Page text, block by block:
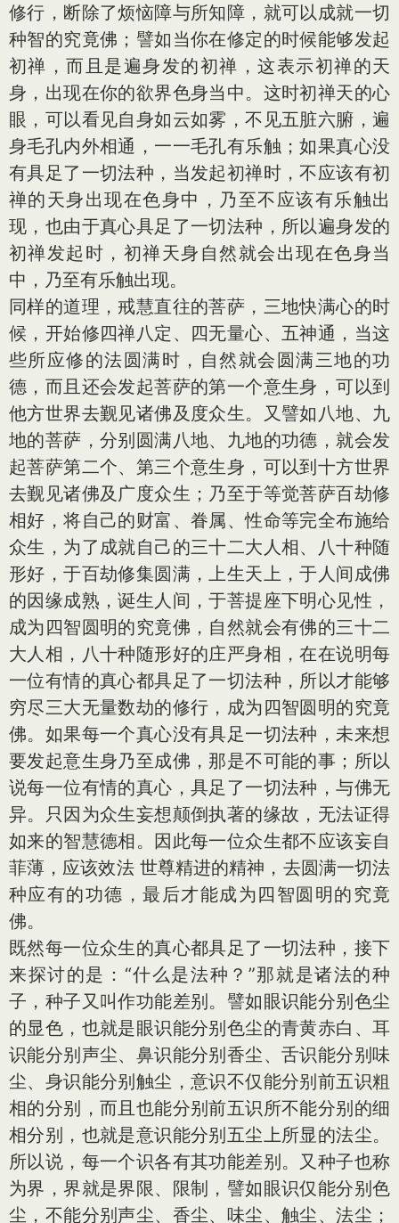
修行，断除了烦恼障与所知障，就可以成就一切
种智的究竟佛；譬如当你在修定的时候能够发起
初禅，而且是遍身发的初禅，这表示初禅的天
身，出现在你的欲界色身当中。这时初禅天的心
眼，可以看见自身如云如雾，不见五脏六腑，遍
身毛孔内外相通，一一毛孔有乐触；如果真心没
有具足了一切法种，当发起初禅时，不应该有初
禅的天身出现在色身中，乃至不应该有乐触出
现，也由于真心具足了一切法种，所以遍身发的
初禅发起时，初禅天身自然就会出现在色身当
中，乃至有乐触出现。
同样的道理，戒慧直往的菩萨，三地快满心的时
候，开始修四禅八定、四无量心、五神通，当这
些所应修的法圆满时，自然就会圆满三地的功
德，而且还会发起菩萨的第一个意生身，可以到
他方世界去觐见诸佛及度众生。又譬如八地、九
地的菩萨，分别圆满八地、九地的功德，就会发
起菩萨第二个、第三个意生身，可以到十方世界
去觐见诸佛及广度众生；乃至于等觉菩萨百劫修
相好，将自己的财富、眷属、性命等完全布施给
众生，为了成就自己的三十二大人相、八十种随
形好，于百劫修集圆满，上生天上，于人间成佛
的因缘成熟，诞生人间，于菩提座下明心见性，
成为四智圆明的究竟佛，自然就会有佛的三十二
大人相，八十种随形好的庄严身相，在在说明每
一位有情的真心都具足了一切法种，所以才能够
穷尽三大无量数劫的修行，成为四智圆明的究竟
佛。如果每一个真心没有具足一切法种，未来想
要发起意生身乃至成佛，那是不可能的事；所以
说每一位有情的真心，具足了一切法种，与佛无
异。只因为众生妄想颠倒执著的缘故，无法证得
如来的智慧德相。因此每一位众生都不应该妄自
菲薄，应该效法 世尊精进的精神，去圆满一切法
种应有的功德，最后才能成为四智圆明的究竟
佛。
既然每一位众生的真心都具足了一切法种，接下
来探讨的是：“什么是法种？”那就是诸法的种
子，种子又叫作功能差别。譬如眼识能分别色尘
的显色，也就是眼识能分别色尘的青黄赤白、耳
识能分别声尘、鼻识能分别香尘、舌识能分别味
尘、身识能分别触尘，意识不仅能分别前五识粗
相的分别，而且也能分别前五识所不能分别的细
相分别，也就是意识能分别五尘上所显的法尘。
所以说，每一个识各有其功能差别。又种子也称
为界，界就是界限、限制，譬如眼识仅能分别色
尘，不能分别声尘、香尘、味尘、触尘、法尘；